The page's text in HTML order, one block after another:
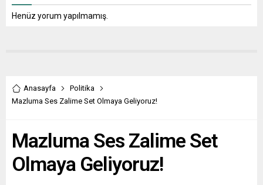
Henüz yorum yapılmamış.
Anasayfa
Politika
Mazluma Ses Zalime Set Olmaya Geliyoruz!
Mazluma Ses Zalime Set
Olmaya Geliyoruz!